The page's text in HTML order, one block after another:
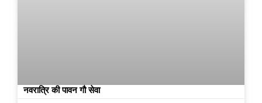
नवरात्रि की पावन गौ सेवा